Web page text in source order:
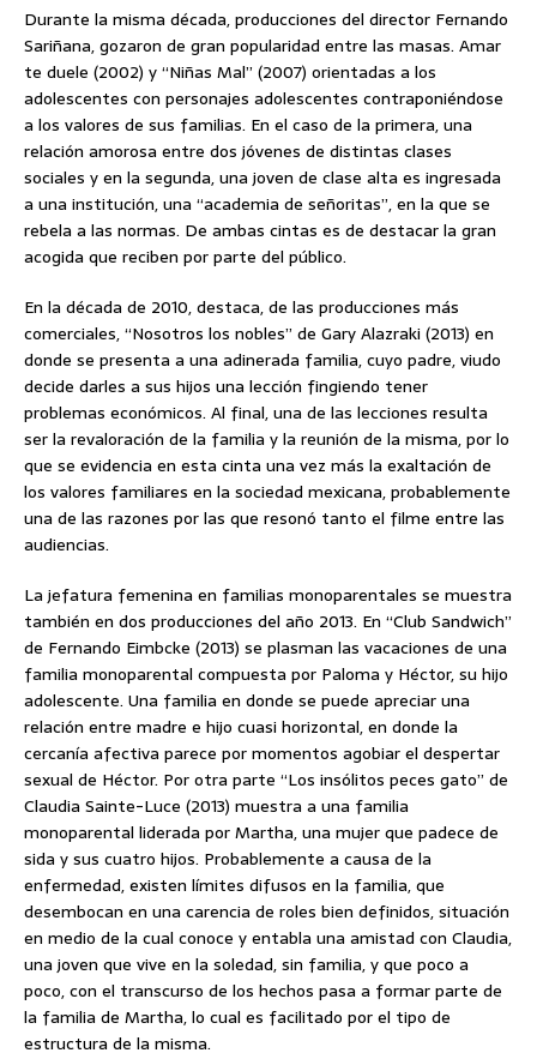
Durante la misma década, producciones del director Fernando
Sariñana, gozaron de gran popularidad entre las masas. Amar
te duele (2002) y “Niñas Mal” (2007) orientadas a los
adolescentes con personajes adolescentes contraponiéndose
a los valores de sus familias. En el caso de la primera, una
relación amorosa entre dos jóvenes de distintas clases
sociales y en la segunda, una joven de clase alta es ingresada
a una institución, una “academia de señoritas”, en la que se
rebela a las normas. De ambas cintas es de destacar la gran
acogida que reciben por parte del público.
En la década de 2010, destaca, de las producciones más
comerciales, “Nosotros los nobles” de Gary Alazraki (2013) en
donde se presenta a una adinerada familia, cuyo padre, viudo
decide darles a sus hijos una lección fingiendo tener
problemas económicos. Al final, una de las lecciones resulta
ser la revaloración de la familia y la reunión de la misma, por lo
que se evidencia en esta cinta una vez más la exaltación de
los valores familiares en la sociedad mexicana, probablemente
una de las razones por las que resonó tanto el filme entre las
audiencias.
La jefatura femenina en familias monoparentales se muestra
también en dos producciones del año 2013. En “Club Sandwich”
de Fernando Eimbcke (2013) se plasman las vacaciones de una
familia monoparental compuesta por Paloma y Héctor, su hijo
adolescente. Una familia en donde se puede apreciar una
relación entre madre e hijo cuasi horizontal, en donde la
cercanía afectiva parece por momentos agobiar el despertar
sexual de Héctor. Por otra parte “Los insólitos peces gato” de
Claudia Sainte-Luce (2013) muestra a una familia
monoparental liderada por Martha, una mujer que padece de
sida y sus cuatro hijos. Probablemente a causa de la
enfermedad, existen límites difusos en la familia, que
desembocan en una carencia de roles bien definidos, situación
en medio de la cual conoce y entabla una amistad con Claudia,
una joven que vive en la soledad, sin familia, y que poco a
poco, con el transcurso de los hechos pasa a formar parte de
la familia de Martha, lo cual es facilitado por el tipo de
estructura de la misma.